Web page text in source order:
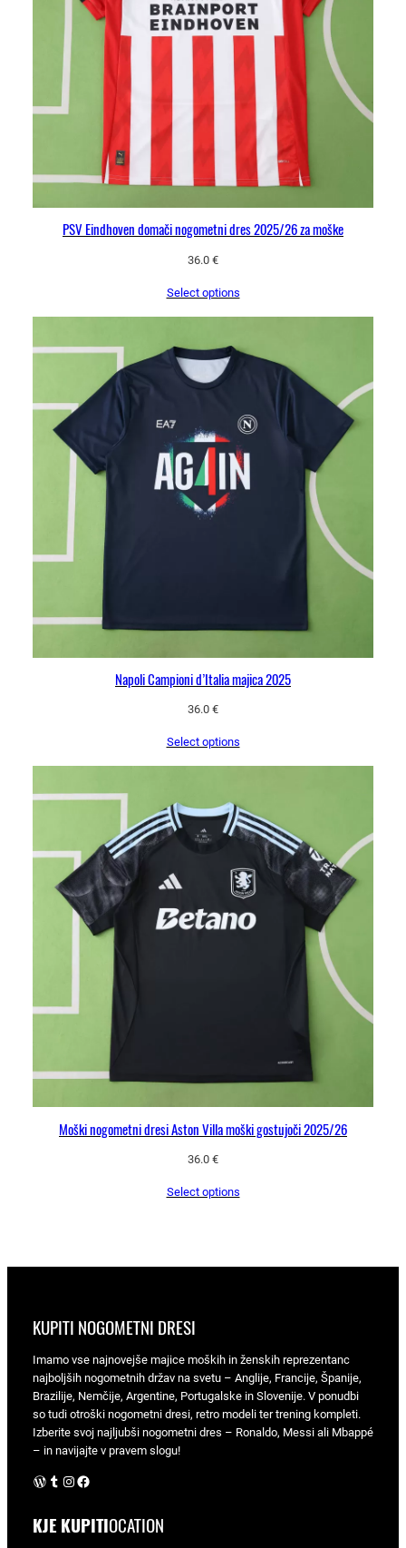
PSV Eindhoven domači nogometni dres 2025/26 za moške
36.0 €
Select options
Napoli Campioni d’Italia majica 2025
36.0 €
Select options
Moški nogometni dresi Aston Villa moški gostujoči 2025/26
36.0 €
Select options
KUPITI NOGOMETNI DRESI
Imamo vse najnovejše majice moških in ženskih reprezentanc
najboljših nogometnih držav na svetu – Anglije, Francije, Španije,
Brazilije, Nemčije, Argentine, Portugalske in Slovenije. V ponudbi
so tudi otroški nogometni dresi, retro modeli ter trening kompleti.
Izberite svoj najljubši nogometni dres – Ronaldo, Messi ali Mbappé
– in navijajte v pravem slogu!
WordPress Instagram Facebook
KJE KUPITIOCATION